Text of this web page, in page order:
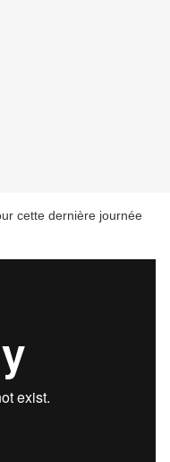
cette dernière journée